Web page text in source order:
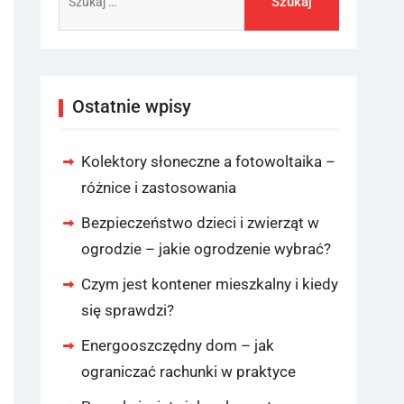
Ostatnie wpisy
Kolektory słoneczne a fotowoltaika –
różnice i zastosowania
Bezpieczeństwo dzieci i zwierząt w
ogrodzie – jakie ogrodzenie wybrać?
Czym jest kontener mieszkalny i kiedy
się sprawdzi?
Energooszczędny dom – jak
ograniczać rachunki w praktyce